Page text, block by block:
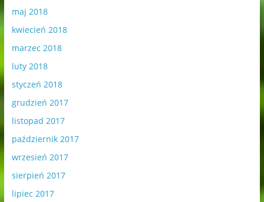
maj 2018
kwiecień 2018
marzec 2018
luty 2018
styczeń 2018
grudzień 2017
listopad 2017
październik 2017
wrzesień 2017
sierpień 2017
lipiec 2017